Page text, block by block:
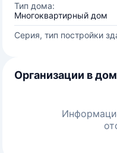
Тип дома:
Многоквартирный дом
Серия, тип постройки
Организации в